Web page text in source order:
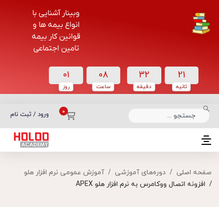
وبینار آشنایی با
انواع بیمه ها و
قوانین کار بیمه
تامین اجتماعی
01
روز
08
ساعت‌
32
دقیقه
20
ثانیه
ورود / ثبت نام
دسته بندی دوره‌ها
صفحه اصلی دوره‌های آموزشی
آموزش عمومی نرم افزار هلو
افزونه اتصال ووکامرس به نرم افزار هلو APEX